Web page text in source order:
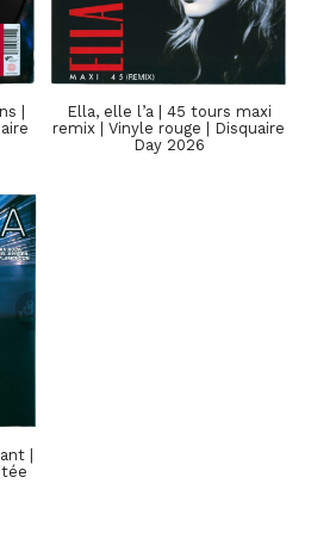
|
Ella, elle l’a | 45 tours maxi
remix | Vinyle rouge | Disquaire
Day 2026
|